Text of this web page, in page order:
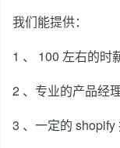
我们能提供：
1 、 100 左右的时
2 、专业的产品经
3 、一定的 shopify